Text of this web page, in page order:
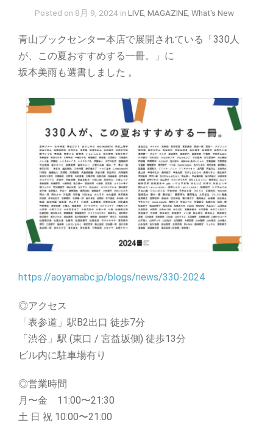
Posted on 8月 9, 2024 in LIVE, MAGAZINE, What's New
青山ブックセンター本店で展開されている「330人
が、この夏おすすめする一冊。」に
坂本美雨も選書しました 。
https://aoyamabc.jp/blogs/news/330-2024
◎アクセス
「表参道」駅B2出口 徒歩7分
「渋谷」駅 (東口 / 宮益坂側) 徒歩13分
ビル内に駐車場有り
◎営業時間
月〜金 11:00〜21:30
土 日 祝 10:00〜21:00